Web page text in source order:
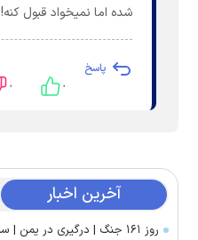
شده اما نمیخواد قبول کنه!
پاسخ
۰ ۰
آخرین اخبار
روز ۱۶۱ جنگ | درگیری در